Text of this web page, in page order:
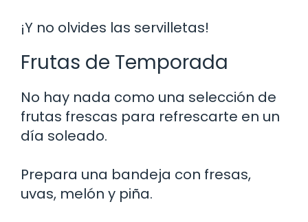
¡Y no olvides las servilletas!
Frutas de Temporada
No hay nada como una selección de
frutas frescas para refrescarte en un
día soleado.
Prepara una bandeja con fresas,
uvas, melón y piña.